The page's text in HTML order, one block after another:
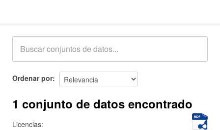
Acerca de
Ordenar por
1 conjunto de datos encontrado
Licencias: